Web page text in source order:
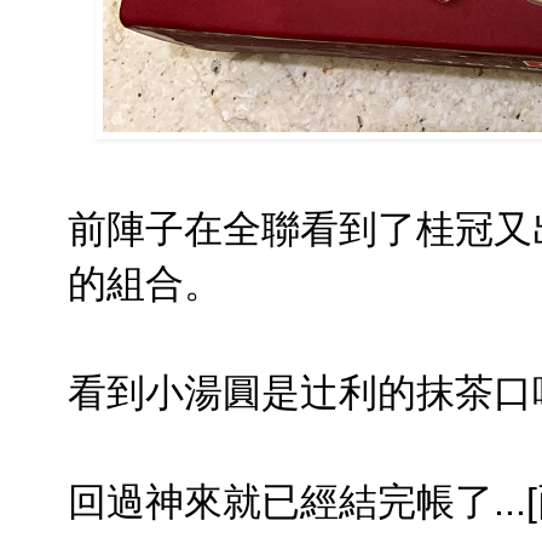
前陣子在全聯看到了桂冠
的組合。
看到小湯圓是辻利的抹茶
回過神來就已經結完帳了